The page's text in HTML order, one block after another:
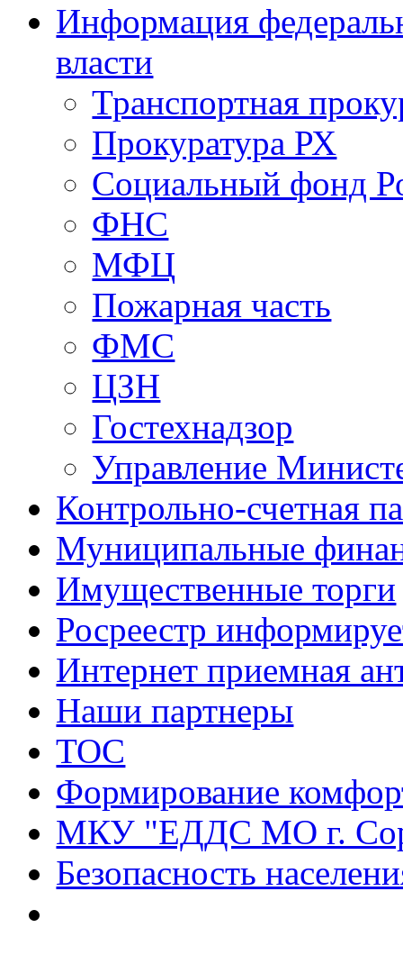
Информация
власти
Транспортная
Прокуратура РХ
Социальный фонд
ФНС
МФЦ
Пожарная часть
ФМС
ЦЗН
Гостехнадзор
Управление
Контрольно-счетная
Муниципальные
Имущественные торги
Росреестр
Интернет приемная
Наши партнеры
ТОС
Формирование
МКУ "ЕДДС МО г.
Безопасность